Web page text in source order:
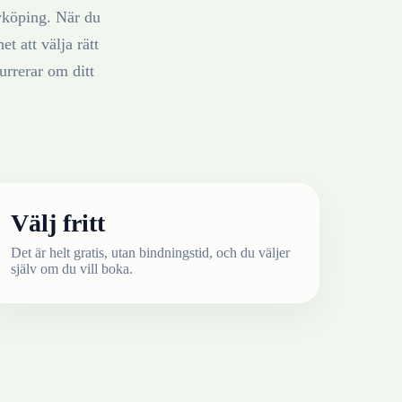
. När du
att välja rätt
om ditt
Välj fritt
Det är helt gratis, utan bindningstid, och du väljer
själv om du vill boka.